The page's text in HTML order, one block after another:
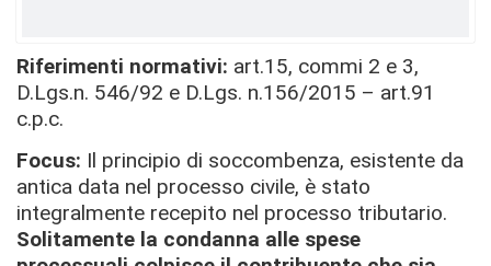
Riferimenti normativi: art.15, commi 2 e 3,
D.Lgs.n. 546/92 e D.Lgs. n.156/2015 – art.91
c.p.c.
Focus: Il principio di soccombenza, esistente da
antica data nel processo civile, è stato
integralmente recepito nel processo tributario.
Solitamente la condanna alle spese